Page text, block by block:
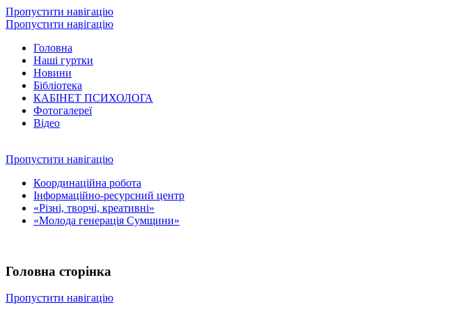
Пропустити навігацію
Пропустити навігацію
Головна
Наші гуртки
Новини
Бібліотека
КАБІНЕТ ПСИХОЛОГА
Фотогалереї
Відео
Пропустити навігацію
Координаційна робота
Інформаційно-ресурсний центр
«Різні, творчі, креативні»
«Молода генерація Сумщини»
Головна сторінка
Пропустити навігацію